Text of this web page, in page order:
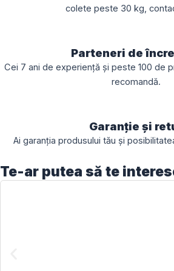
colete peste 30 kg,
Parteneri de
Cei 7 ani de experiență și peste 100 de
recomandă.
Garanție și
Ai garanția produsului tău și
Te-ar putea să te